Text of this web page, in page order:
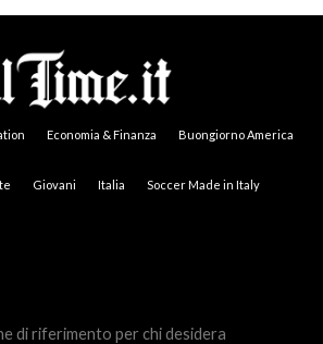
Economia & Finanza Buongiorno America
Giovani Italia Soccer Made in Italy
di riferimento per chi desidera